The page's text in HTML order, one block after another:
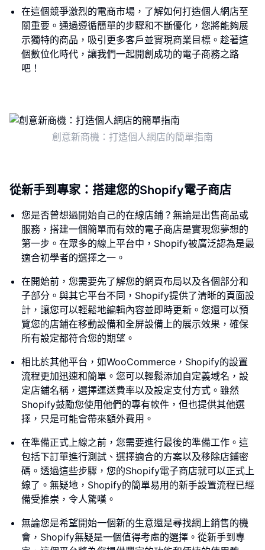
在這個競爭激烈的電商市場，了解如何打造個人網店至
關重要。通過遵循簡單的步驟和不斷優化，您將能夠展
示獨特的商品，吸引更多客戶並實現商業目標。趁著這
個數位化時代，讓我們一起開創成功的電子商務之路
吧！
創意新商機：打造個人網店的簡單指南
從新手到專家：搭建您的Shopify電子商店
您是否曾想過開始自己的在線店鋪？無論是出售商品或
服務，搭建一個簡單而有效的電子商店是實現您夢想的
第一步。在眾多的線上平台中，Shopify被廣泛認為是最
適合初學者的選擇之一。
在開始前，您需要先了解您的網頁布局以及各個部分和
子部分。與其它平台不同，Shopify提供了清晰的頁面設
計，讓您可以輕鬆地編輯內容並即時更新。您還可以預
覽您的店鋪在移動設備和全屏設備上的展示效果，確保
所有設定都符合您的期望。
相比於其他平台，如WooCommerce，Shopify的設置
流程更加迅速和簡單。您可以輕鬆添加自定義域名，設
定店鋪名稱，選擇運送費率以及設定支付方式。雖然
Shopify鼓勵您使用他們的專有軟件，但也提供其他選
擇，只是可能會帶來額外費用。
在準備正式上線之前，您需要進行最後的準備工作。這
包括下訂單進行測試、選擇適合的方案以及移除店鋪密
碼。透過這些步驟，您的Shopify電子商店就可以正式上
線了。無疑地，Shopify的簡單易用的新手設置流程已經
備受推崇，令人驚嘆。
無論您是希望開始一個新的生意還是尋找網上銷售的機
會，Shopify無疑是一個值得考慮的選擇。從新手到專